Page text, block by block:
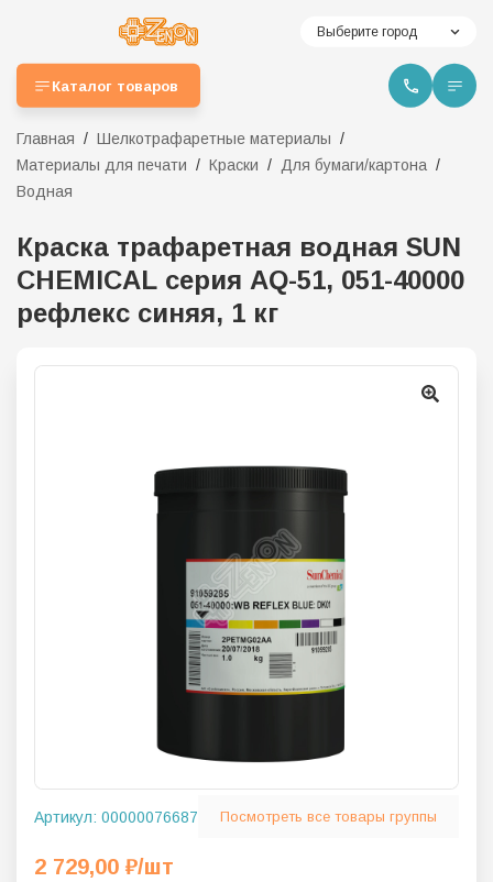
Выберите город
Каталог товаров
Главная
Шелкотрафаретные материалы
Материалы для печати
Краски
Для бумаги/картона
Водная
Краска трафаретная водная SUN
CHEMICAL серия AQ-51, 051-40000
рефлекс синяя, 1 кг
Артикул: 00000076687 Посмотреть все товары группы
2 729,00 ₽/шт